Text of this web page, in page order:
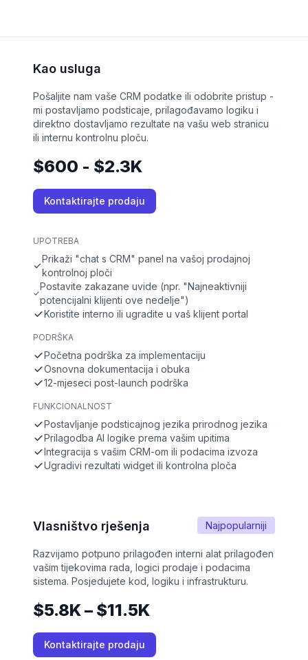
Kao usluga
Pošaljite nam vaše CRM podatke ili odobrite pristup -
mi postavljamo podsticaje, prilagođavamo logiku i
direktno dostavljamo rezultate na vašu web stranicu
ili internu kontrolnu ploču.
$600 - $2.3K
Kontaktirajte prodaju
UPOTREBA
Prikaži "chat s CRM" panel na vašoj prodajnoj
kontrolnoj ploči
Postavite zakazane uvide (npr. "Najneaktivniji
potencijalni klijenti ove nedelje")
Koristite interno ili ugradite u vaš klijent portal
PODRŠKA
Početna podrška za implementaciju
Osnovna dokumentacija i obuka
12-mjeseci post-launch podrška
FUNKCIONALNOST
Postavljanje podsticajnog jezika prirodnog jezika
Prilagodba AI logike prema vašim upitima
Integracija s vašim CRM-om ili podacima izvoza
Ugradivi rezultati widget ili kontrolna ploča
Najpopularniji
Vlasništvo rješenja
Razvijamo potpuno prilagođen interni alat prilagođen
vašim tijekovima rada, logici prodaje i podacima
sistema. Posjedujete kod, logiku i infrastrukturu.
$5.8K – $11.5K
Kontaktirajte prodaju